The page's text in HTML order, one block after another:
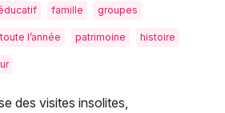
famille groupes
toute l’année patrimoine histoire
des visites insolites,
Effacer les dates
Ce week-end Autre